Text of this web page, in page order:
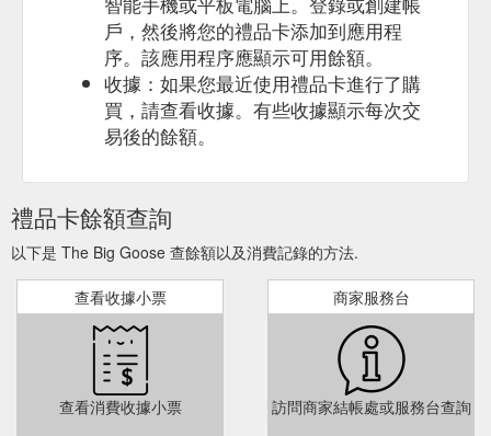
戶，然後將您的禮品卡添加到應用程
序。該應用程序應顯示可用餘額。
收據：如果您最近使用禮品卡進行了購
買，請查看收據。有些收據顯示每次交
易後的餘額。
禮品卡餘額查詢
以下是 The Big Goose 查餘額以及消費記錄的方法.
查看收據小票
查看消費收據小票
商家服務台
訪問商家結帳處或服務台查詢